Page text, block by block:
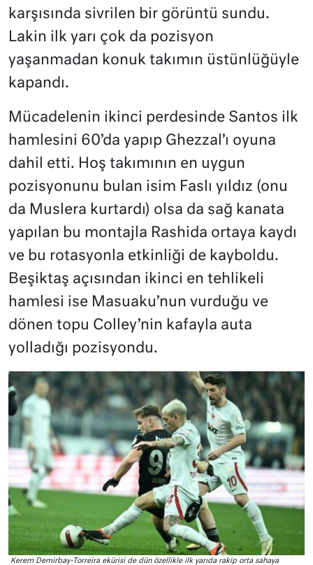
karşısında sivrilen bir görüntü sundu.
Lakin ilk yarı çok da pozisyon
yaşanmadan konuk takımın üstünlüğüyle
kapandı.
Mücadelenin ikinci perdesinde Santos ilk
hamlesini 60’da yapıp Ghezzal’ı oyuna
dahil etti. Hoş takımının en uygun
pozisyonunu bulan isim Faslı yıldız (onu
da Muslera kurtardı) olsa da sağ kanata
yapılan bu montajla Rashida ortaya kaydı
ve bu rotasyonla etkinliği de kayboldu.
Beşiktaş açısından ikinci en tehlikeli
hamlesi ise Masuaku’nun vurduğu ve
dönen topu Colley’nin kafayla auta
yolladığı pozisyondu.
Kerem Demirbay-Torreira ekürisi de dün özellikle ilk yarıda rakip orta sahaya